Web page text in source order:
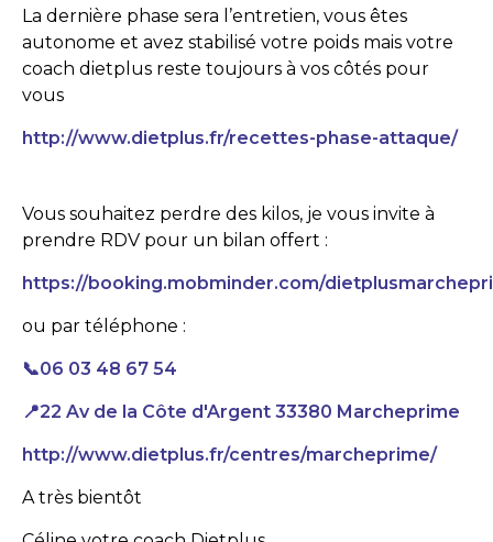
La dernière phase sera l’entretien, vous êtes
autonome et avez stabilisé votre poids mais votre
coach dietplus reste toujours à vos côtés pour
vous
http://www.dietplus.fr/recettes-phase-attaque/
Vous souhaitez perdre des kilos, je vous invite à
prendre RDV pour un bilan offert :
https://booking.mobminder.com/
ou par téléphone :
📞06 03 48 67 54
📍22 Av de la Côte d'Argent 33380 Marcheprime
http://www.dietplus.fr/centres/marcheprime/
A très bientôt